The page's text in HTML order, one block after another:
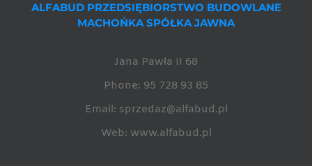
ALFABUD PRZEDSIĘBIORSTWO BUDOWLANE
MACHOŃKA SPÓŁKA JAWNA
Jana Pawła II 68
Phone: 95 728 93 85
Email: sprzedaz@alfabud.pl
Web: www.alfabud.pl